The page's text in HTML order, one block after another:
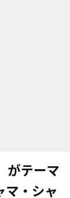
がテーマ
マ・シャ